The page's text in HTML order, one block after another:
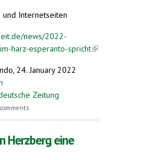
Internetseiten
news/2022-
harz-esperanto-spricht(link is
24. January 2022
Zeitung
Ort im Harz Esperanto spricht
Herzberg eine